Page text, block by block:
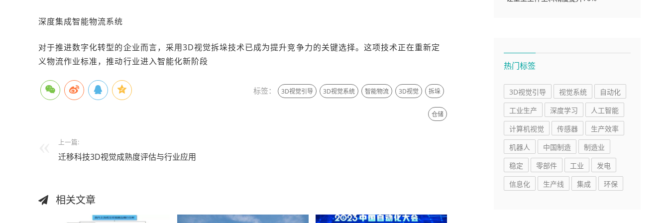
深度集成智能物流系统
对于推进数字化转型的企业而言，采用3D视觉拆垛技术已成为提升竞争力的关键选择。这项技术正在重新定
义物流作业标准，推动行业进入智能化新阶段
标签： 3D视觉引导 3D视觉系统 智能物流 3D视觉 拆垛
仓储
上一篇:
迁移科技3D视觉成熟度评估与行业应用
相关文章
热门标签
3D视觉引导 视觉系统
自动化
工业生产
深度学习
人工智能
计算机视觉
传感器
生产效率
机器人
中国制造
制造业
稳定
零部件 工业
发电
信息化
生产线 集成 环保